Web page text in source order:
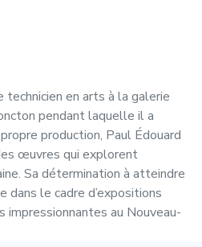
technicien en arts à la galerie
pendant laquelle il a
production, Paul Édouard
œuvres qui explorent
Sa détermination à atteindre
dans le cadre d’expositions
au Nouveau-